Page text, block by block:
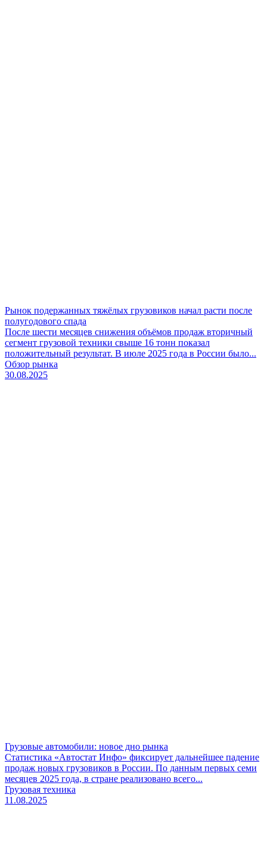
Рынок подержанных тяжёлых грузовиков начал расти после
полугодового спада
После шести месяцев снижения объёмов продаж вторичный
сегмент грузовой техники свыше 16 тонн показал
положительный результат. В июле 2025 года в России было...
Обзор рынка
30.08.2025
Грузовые автомобили: новое дно рынка
Статистика «Автостат Инфо» фиксирует дальнейшее падение
продаж новых грузовиков в России. По данным первых семи
месяцев 2025 года, в стране реализовано всего...
Грузовая техника
11.08.2025